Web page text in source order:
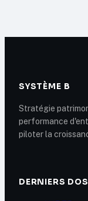
SYSTÈME B
Stratégie
performance
piloter la
DERNIERS